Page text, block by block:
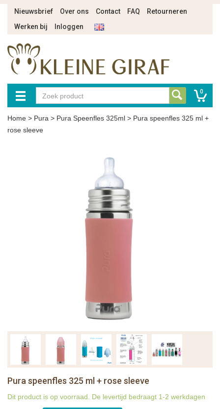
Nieuwsbrief Over ons Contact FAQ
Retourneren
Werken bij
Inloggen
0
Home > Pura > Pura Speenfles 325ml > Pura speenfles 325 ml +
rose sleeve
Pura speenfles 325 ml + rose sleeve
Dit product is op voorraad. De levertijd bedraagt 1-2 werkdagen